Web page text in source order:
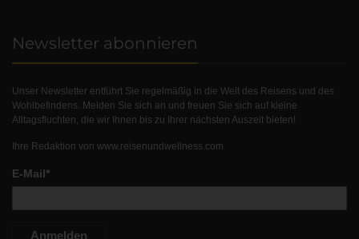
Newsletter abonnieren
Unser Newsletter entführt Sie regelmäßig in die Welt des Reisens und des
Wohlbefindens. Melden Sie sich an und freuen Sie sich auf kleine
Alltagsfluchten, die wir Ihnen bis zu Ihrer nächsten Auszeit bieten!
Ihre Redaktion von www.reisenundwellness.com
E-Mail*
Anmelden